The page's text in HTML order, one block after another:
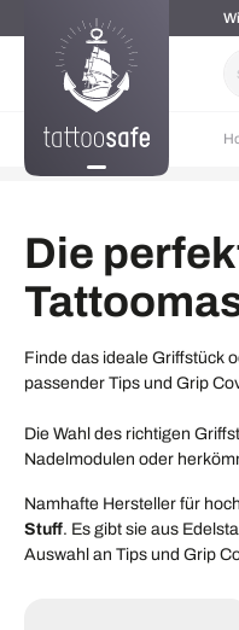
Zur
Die
Finde das ideale Griffstück
passender Tips und Grip
Die Wahl des richtigen
Nadelmodulen oder
Namhafte Hersteller für
Stuff. Es gibt sie aus
Auswahl an Tips und Grip